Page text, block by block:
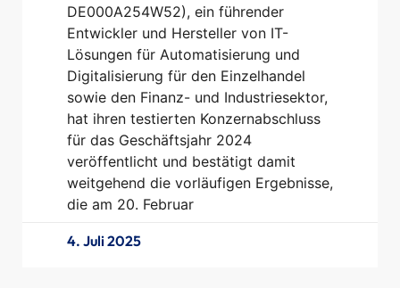
DE000A254W52), ein führender
Entwickler und Hersteller von IT-
Lösungen für Automatisierung und
Digitalisierung für den Einzelhandel
sowie den Finanz- und Industriesektor,
hat ihren testierten Konzernabschluss
für das Geschäftsjahr 2024
veröffentlicht und bestätigt damit
weitgehend die vorläufigen Ergebnisse,
die am 20. Februar
4. Juli 2025